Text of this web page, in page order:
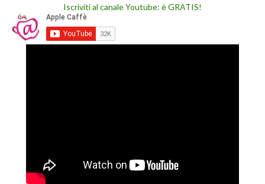
Iscriviti al canale Youtube: è GRATIS!